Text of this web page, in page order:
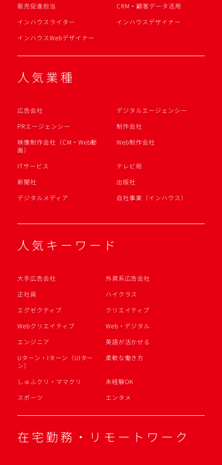
販売促進担当
CRM・顧客データ活用
インハウスライター
インハウスデザイナー
インハウスWebデザイナー
人気業種
広告会社
デジタルエージェンシー
PRエージェンシー
制作会社
映像制作会社（CM・Web動
画）
Web制作会社
ITサービス
テレビ局
新聞社
出版社
デジタルメディア
自社事業（インハウス）
人気キーワード
大手広告会社
外資系広告会社
正社員
ハイクラス
エグゼクティブ
クリエイティブ
Webクリエイティブ
Web・デジタル
エンジニア
英語が活かせる
Uターン・Iターン（UIター
ン）
柔軟な働き方
しゅふクリ・ママクリ
未経験OK
スポーツ
エンタメ
在宅勤務・リモートワーク